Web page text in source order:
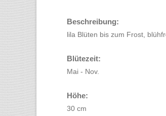
Beschreibung:
lila Blüten bis zum Frost,
Blütezeit:
Mai - Nov.
Höhe:
30 cm